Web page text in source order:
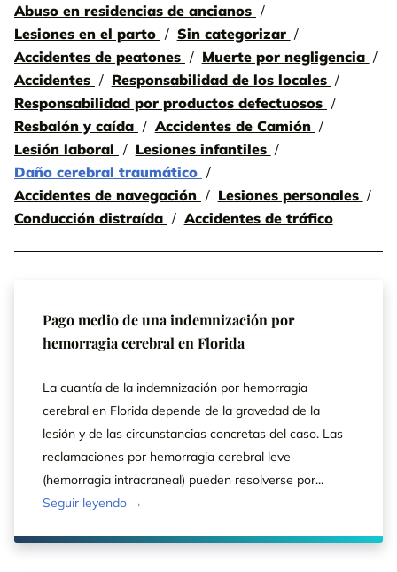
Abuso en residencias de ancianos
Lesiones en el parto
Sin categorizar
Accidentes de peatones
Muerte por negligencia
Accidentes
Responsabilidad de los locales
Responsabilidad por productos defectuosos
Resbalón y caída
Accidentes de Camión
Lesión laboral
Lesiones infantiles
Daño cerebral traumático
Accidentes de navegación
Lesiones personales
Conducción distraída
Accidentes de tráfico
Pago medio de una indemnización por
hemorragia cerebral en Florida
La cuantía de la indemnización por hemorragia
cerebral en Florida depende de la gravedad de la
lesión y de las circunstancias concretas del caso. Las
reclamaciones por hemorragia cerebral leve
(hemorragia intracraneal) pueden resolverse por...
Seguir leyendo →